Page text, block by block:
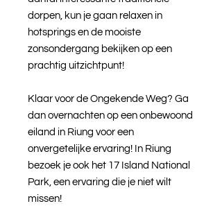
dorpen, kun je gaan relaxen in
hotsprings en de mooiste
zonsondergang bekijken op een
prachtig uitzichtpunt!
Klaar voor de Ongekende Weg? Ga
dan overnachten op een onbewoond
eiland in Riung voor een
onvergetelijke ervaring! In Riung
bezoek je ook het 17 Island National
Park, een ervaring die je niet wilt
missen!